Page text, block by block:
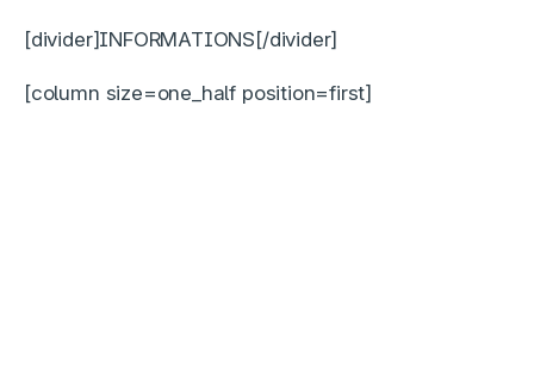
[divider]INFORMATIONS[/divider]
[column size=one_half position=first]